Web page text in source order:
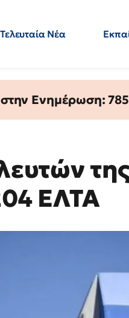
Τελευταία Νέα
Ενημέρωση:
ΕΛΤΑ